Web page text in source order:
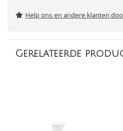
Help ons en andere klanten door
Gerelateerde